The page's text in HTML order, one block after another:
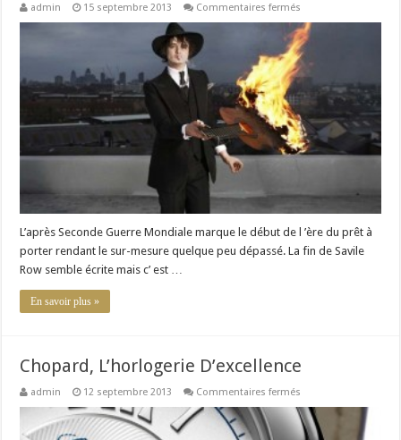
admin 15 septembre 2013 Commentaires fermés
Sexton
:
L’ombre
du
renouveau
L’après Seconde Guerre Mondiale marque le début de l ’ère du prêt à
porter rendant le sur-mesure quelque peu dépassé. La fin de Savile
Row semble écrite mais c’ est …
En savoir plus »
Chopard, L’horlogerie D’excellence
admin 12 septembre 2013 Commentaires fermés
L’horlogerie
D’excellence